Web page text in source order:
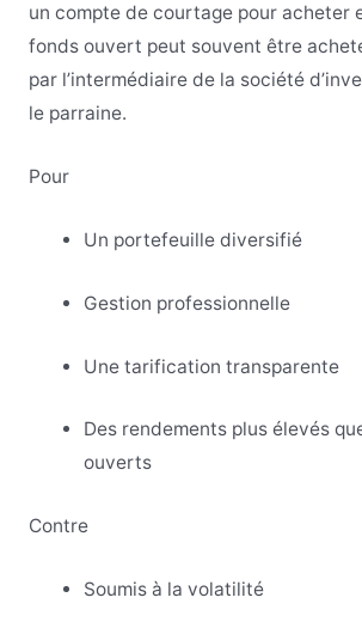
un compte de courtage pour acheter
fonds ouvert peut souvent être
par l’intermédiaire de la société
le parraine.
Pour
Un portefeuille diversifié
Gestion professionnelle
Une tarification transparente
Des rendements plus élevés
ouverts
Contre
Soumis à la volatilité